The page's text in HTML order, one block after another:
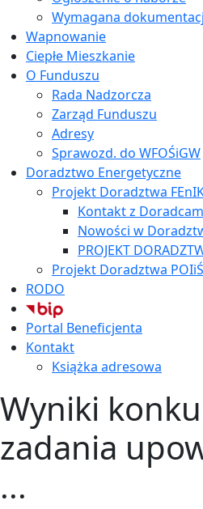
Wymagana
Wapnowanie
Ciepłe Mieszkanie
O Funduszu
Rada Nadzorcza
Zarząd Funduszu
Adresy
Sprawozd. do WFOŚiGW
Doradztwo Energetyczne
Projekt Doradztwa
Kontakt z
Nowości w
PROJEKT
Projekt Doradztwa
RODO
Portal Beneficjenta
Kontakt
Książka adresowa
Wyniki
zadania
...